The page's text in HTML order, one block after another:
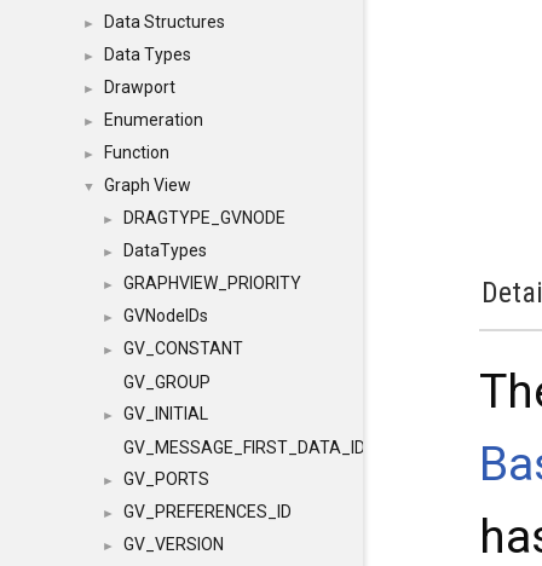
► Data Structures
► Data Types
► Drawport
► Enumeration
► Function
▼ Graph View
► DRAGTYPE_GVNODE
► DataTypes
► GRAPHVIEW_PRIORITY
► GVNodeIDs
►
GV_CONSTANT
GV_GROUP
►
GV_INITIAL
GV_MESSAGE_FIRST_DATA_ID
► GV_PORTS
► GV_PREFERENCES_ID
► GV_VERSION